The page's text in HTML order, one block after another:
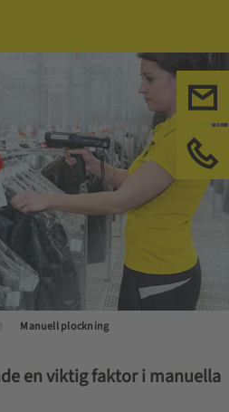
Manuell plockning
en viktig faktor i manuella